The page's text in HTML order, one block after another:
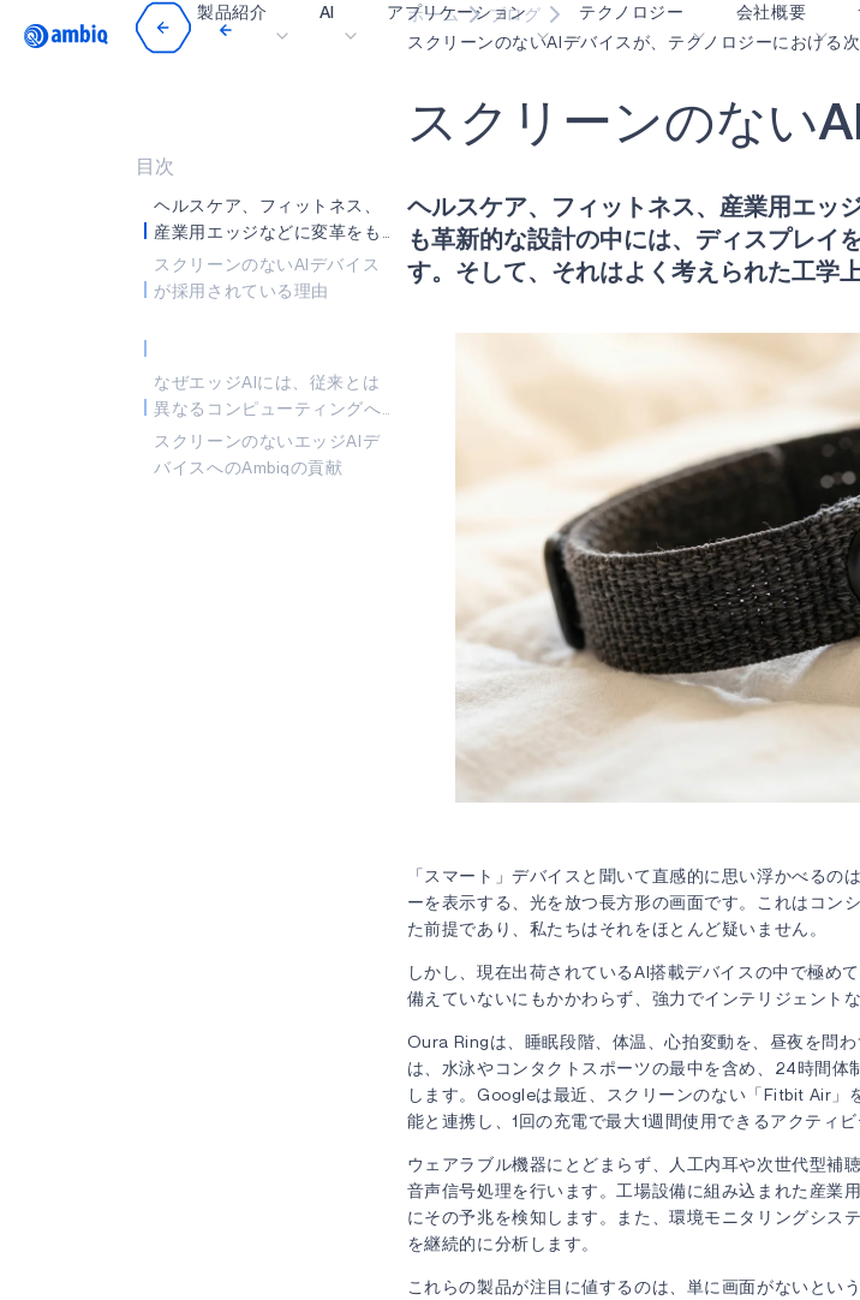
製品紹介 AI アプリケーション
ヘルスケア
スマート・リモコン
スマートホームとビル
スマートカード
ウェアラブル
ゲーミング
ヒアラブル
テクノロジー
blueSPOT
neuralSPOT
secureSPOT
SPOT
turboSPOT
会社概要
ブログ
お問合せ
イベント
投資家向け情報
ニュース
サクセスストーリ
なぜ Ambiq なのか
エッジAIとは？
ホーム
ブログ
スクリーンのないAIデバイスが、テクノロジーにおける
ス ク リ ー ンのないAI
目次
ヘルスケア、フィットネス、
産業用エッジなどに変革をも
たらしている最も革新的な設
計の中には、ディスプレイを
す。
スクリーンのないAIデバイス
が採用されている理由
なぜエッジAIには、従来とは
異なるコンピューティングへ
のアプローチが必要なのか
スクリーンのないエッジAIデ
バイスへのAmbiqの貢献
ヘルスケア、フィットネス、産業用エッ
も革新的な設計の中には、ディスプレイ
す。そして、それはよく考えられた工学
理由 3
「スマート」デバイスと聞いて直感的に思い浮かべるの
ーを表示する、光を放つ長方形の画面です。これはコン
た前提であり、私たちはそれをほとんど疑いません。
しかし、現在出荷されているAI搭載デバイスの中で極め
備えていないにもかかわらず、強力でインテリジェント
Oura Ringは、睡眠段階、体温、心拍変動を、昼夜を問
は、水泳やコンタクトスポーツの最中を含め、24時間体
します。Googleは最近、スクリーンのない「Fitbit Air」
能と連携し、1回の充電で最大1週間使用できるアクティ
ウェアラブル機器にとどまらず、人工内耳や次世代型補
音声信号処理を行います。工場設備に組み込まれた産業
にその予兆を検知します。また、環境モニタリングシス
を継続的に分析します。
これらの製品が注目に値するのは、単に画面がないとい
Video title